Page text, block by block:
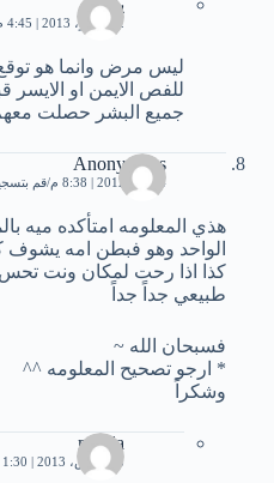
2 نوفمبر، 2013 | 4:45 م
ليس مرض وانما هو
للفص الايمن او
جميع البشر حصلت
Anonymous
4 مايو، 2012 | 8:38 م قم
هذي المعلومه امتأكده ميه
الواحد وهو فبطن امه
كذا اذا رحت لمكان ونت
طبيعي جداً جداً
فسبحان الله ~
* ارجو تصحيح المعلومه ^^
وشكراً
mreda
28 مارس، 2013 | 1:30 ص